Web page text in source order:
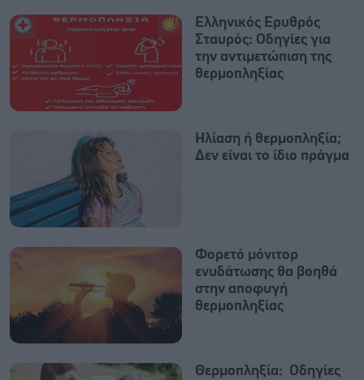
Ελληνικός Ερυθρός
Σταυρός: Οδηγίες για
την αντιμετώπιση της
θερμοπληξίας
Ηλίαση ή θερμοπληξία;
Δεν είναι το ίδιο πράγμα
Φορετό μόνιτορ
ενυδάτωσης θα βοηθά
στην αποφυγή
θερμοπληξίας
Θερμοπληξία: Οδηγίες